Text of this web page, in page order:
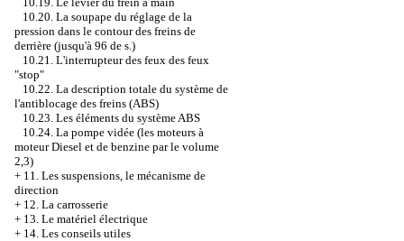
10.20. La soupape du réglage de la
pression dans le contour des freins de
derrière (jusqu'à 96 de s.)
10.21. L'interrupteur des feux des feux
"stop"
10.22. La description totale du système de
l'antiblocage des freins (ABS)
10.23. Les éléments du système ABS
10.24. La pompe vidée (les moteurs à
moteur Diesel et de benzine par le volume
2,3)
+ 11. Les suspensions, le mécanisme de
direction
+ 12. La carrosserie
+ 13. Le matériel électrique
+ 14. Les conseils utiles